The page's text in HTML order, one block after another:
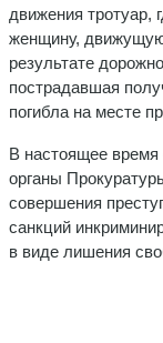
движения тротуар,
женщину,
результате
пострадавшая
погибла на месте
В настоящее время
органы
совершения
санкций
в виде лишения